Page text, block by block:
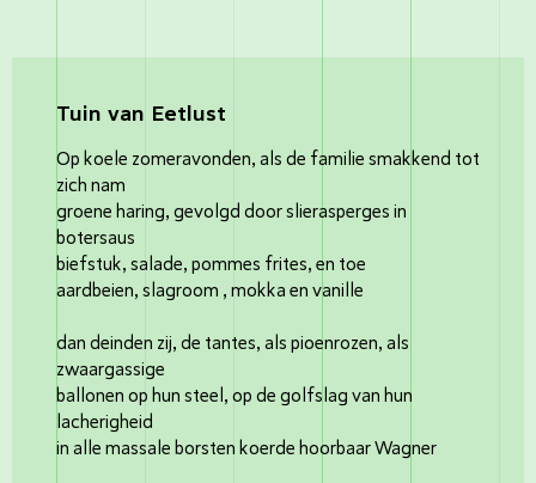
Tuin van Eetlust
Op koele zomeravonden, als de familie smakkend tot
zich nam
groene haring, gevolgd door slierasperges in
botersaus
biefstuk, salade, pommes frites, en toe
aardbeien, slagroom , mokka en vanille
dan deinden zij, de tantes, als pioenrozen, als
zwaargassige
ballonen op hun steel, op de golfslag van hun
lacherigheid
in alle massale borsten koerde hoorbaar Wagner